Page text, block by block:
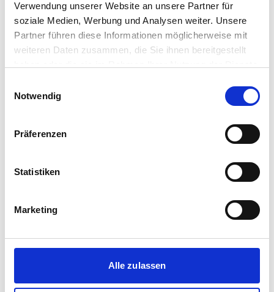
Verwendung unserer Website an unsere Partner für
soziale Medien, Werbung und Analysen weiter. Unsere
Partner führen diese Informationen möglicherweise mit
weiteren Daten zusammen, die Sie ihnen bereitgestellt
Notwendig
Präferenzen
Statistiken
Marketing
Alle zulassen
82178 Puchheim